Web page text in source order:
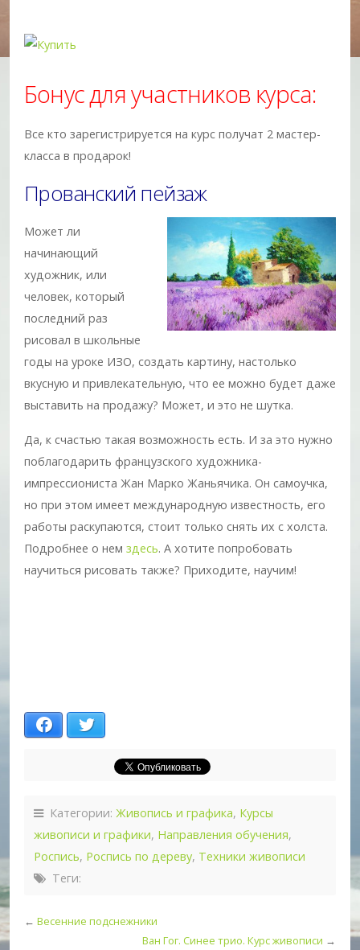
Бонус для участников курса:
Все кто зарегистрируется на курс получат 2 мастер-
класса в продарок!
Прованский пейзаж
Может ли
начинающий
художник, или
человек, который
последний раз
рисовал в школьные
годы на уроке ИЗО, создать картину, настолько
вкусную и привлекательную, что ее можно будет даже
выставить на продажу? Может, и это не шутка.
Да, к счастью такая возможность есть. И за это нужно
поблагодарить французского художника-
импрессиониста Жан Марко Жаньячика. Он самоучка,
но при этом имеет международную известность, его
работы раскупаются, стоит только снять их с холста.
Подробнее о нем здесь. А хотите попробовать
научиться рисовать также? Приходите, научим!
Facebook
Категории: Живопись и графика, Курсы
живописи и графики, Направления обучения,
Роспись, Роспись по дереву, Техники живописи
Теги:
← Весенние подснежники
Ван Гог. Синее трио. Курс живописи →